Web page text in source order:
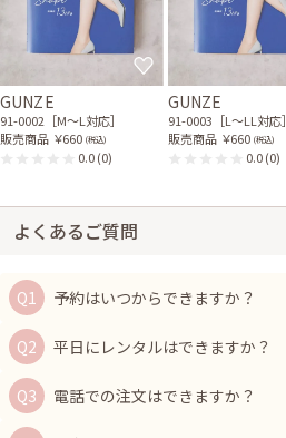
GUNZE
91-0002［M〜L対応］
販売商品 ￥660 (税込)
0.0(0)
GUNZE
91-0003［L〜LL対応］
販売商品 ￥660 (税込)
0.0(0)
よくあるご質問
予約はいつからできますか？
平日にレンタルはできますか？
電話での注文はできますか？